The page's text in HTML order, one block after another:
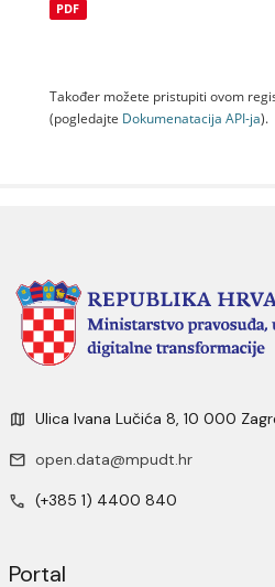
PDF
Također možete pristupiti ovom
(pogledajte Dokumenаtаcijа API-jа).